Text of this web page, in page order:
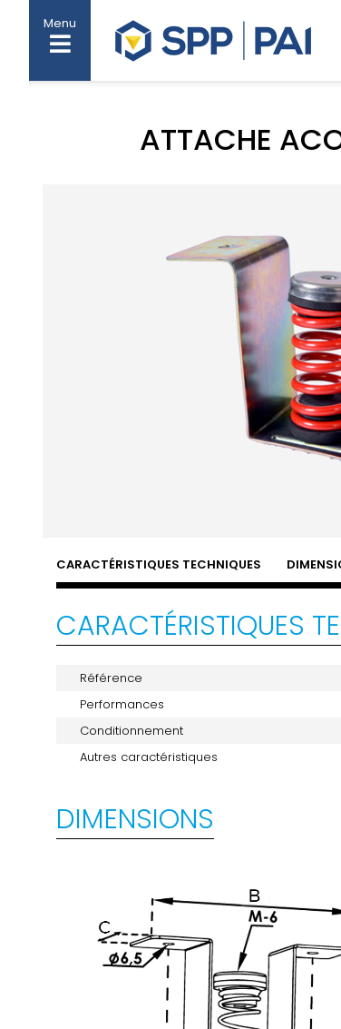
Menu
ATTACHE
CARACTÉRISTIQUES TECHNIQUES
CARACTÉRISTIQUES
Référence
Performances
Conditionnement
Autres caractéristiques
DIMENSIONS